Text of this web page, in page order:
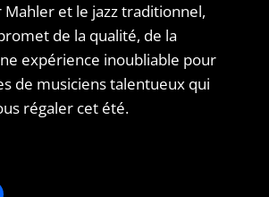
Mahler et le jazz traditionnel,
de la qualité, de la
expérience inoubliable pour
de musiciens talentueux qui
régaler cet été.